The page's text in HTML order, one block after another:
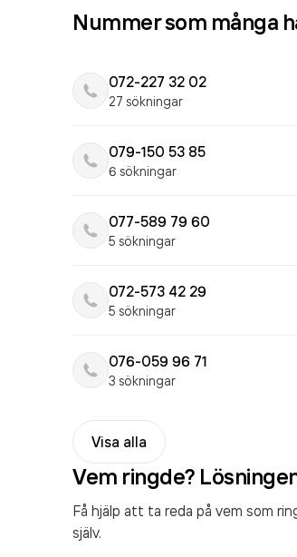
Nummer som många
072-227 32 02
27 sökningar
079-150 53 85
6 sökningar
077-589 79 60
5 sökningar
072-573 42 29
5 sökningar
076-059 96 71
3 sökningar
Visa alla
Vem ringde?
Få hjälp att ta reda på vem som
själv.